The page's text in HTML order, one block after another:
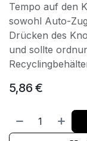
Tempo auf den
sowohl Auto-
Drücken des
und sollte
5,86 €